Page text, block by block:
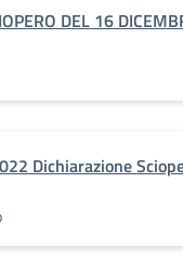
DEL 16
Dichiarazione